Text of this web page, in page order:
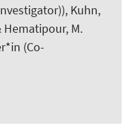
Kuhn,
Hematipour, M.
(Co-